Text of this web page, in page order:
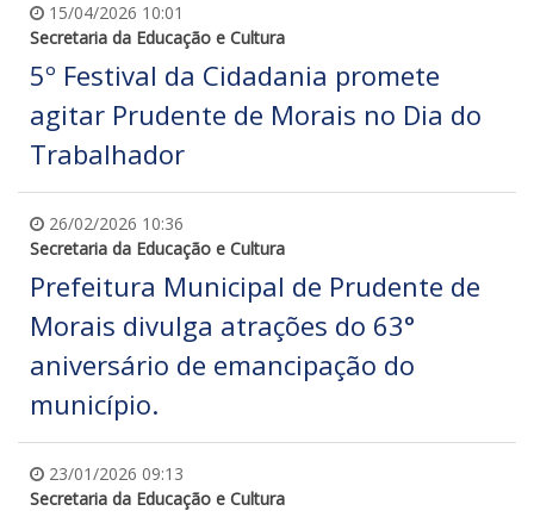
15/04/2026 10:01
Secretaria da Educação e Cultura
5º Festival da Cidadania promete
agitar Prudente de Morais no Dia do
Trabalhador
26/02/2026 10:36
Secretaria da Educação e Cultura
Prefeitura Municipal de Prudente de
Morais divulga atrações do 63°
aniversário de emancipação do
município.
23/01/2026 09:13
Secretaria da Educação e Cultura